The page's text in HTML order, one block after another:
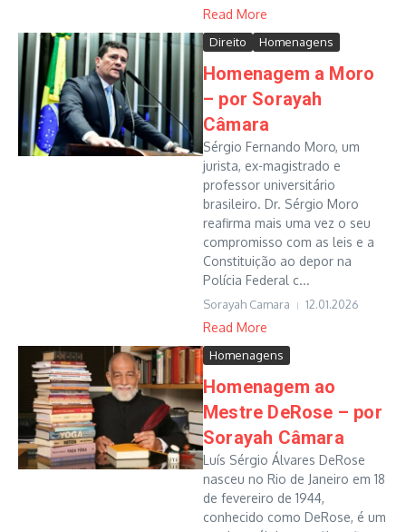
Read More
Direito Homenagens
Homenagem a Moro
– por Sorayah
Câmara
Sérgio Fernando Moro, um
jurista, ex-magistrado e
professor universitário
brasileiro. Dr. Sérgio Moro
reafirma mais uma vez o seu
compromisso com as leis e a
Constituição ao depor na
Polícia Federal c...
Sorayah Camara 12.01.2026
Read More
Homenagens
Homenagem ao
Mestre DeRose – por
Sorayah Câmara
Luís Sérgio Álvares DeRose
nasceu no Rio de Janeiro em 18
de fevereiro de 1944,
conhecido como DeRose, é um